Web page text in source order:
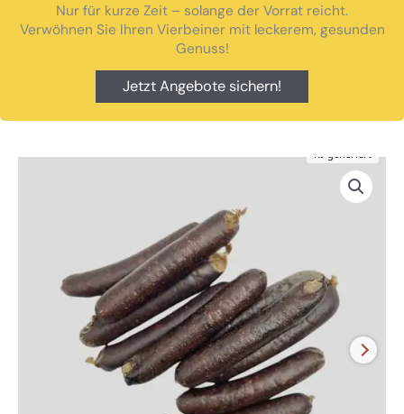
Nur für kurze Zeit – solange der Vorrat reicht.
Verwöhnen Sie Ihren Vierbeiner mit leckerem, gesunden
Genuss!
Jetzt Angebote sichern!